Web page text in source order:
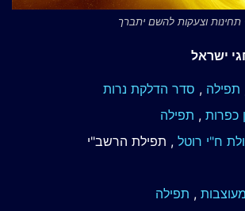
וצעקות להשם יתברך
ישראל
תפילה , סדר הדלקת נרות
כפרות , תפילה
ח"י רוטל , תפילת הרשב"י
, תפילה